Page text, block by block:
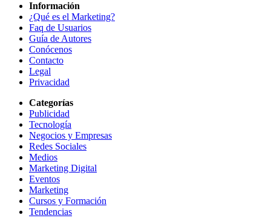
Información
¿Qué es el Marketing?
Faq de Usuarios
Guía de Autores
Conócenos
Contacto
Legal
Privacidad
Categorías
Publicidad
Tecnología
Negocios y Empresas
Redes Sociales
Medios
Marketing Digital
Eventos
Marketing
Cursos y Formación
Tendencias